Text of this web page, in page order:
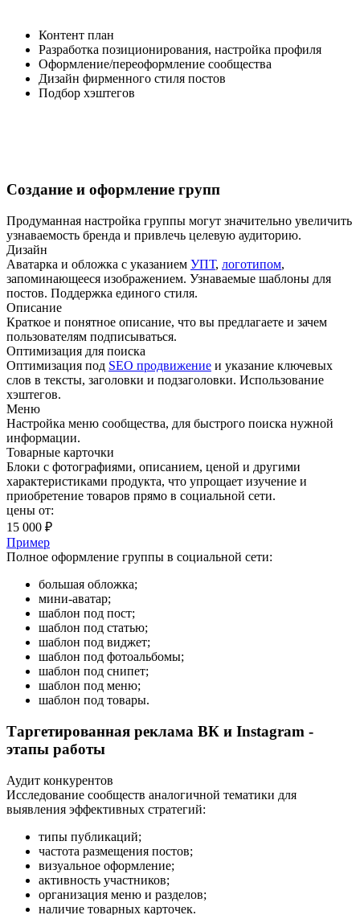
Контент план
Разработка позиционирования, настройка профиля
Оформление/переоформление сообщества
Дизайн фирменного стиля постов
Подбор хэштегов
Создание и оформление групп
Продуманная настройка группы могут значительно увеличить
узнаваемость бренда и привлечь целевую аудиторию.
Дизайн
Аватарка и обложка с указанием УПТ, логотипом,
запоминающееся изображением. Узнаваемые шаблоны для
постов. Поддержка единого стиля.
Описание
Краткое и понятное описание, что вы предлагаете и зачем
пользователям подписываться.
Оптимизация для поиска
Оптимизация под SEO продвижение и указание ключевых
слов в тексты, заголовки и подзаголовки. Использование
хэштегов.
Меню
Настройка меню сообщества, для быстрого поиска нужной
информации.
Товарные карточки
Блоки с фотографиями, описанием, ценой и другими
характеристиками продукта, что упрощает изучение и
приобретение товаров прямо в социальной сети.
цены от:
15 000 ₽
Пример
Полное оформление группы в социальной сети:
большая обложка;
мини-аватар;
шаблон под пост;
шаблон под статью;
шаблон под виджет;
шаблон под фотоальбомы;
шаблон под снипет;
шаблон под меню;
шаблон под товары.
Таргетированная реклама ВК и Instagram -
этапы работы
Аудит конкурентов
Исследование сообществ аналогичной тематики для
выявления эффективных стратегий:
типы публикаций;
частота размещения постов;
визуальное оформление;
активность участников;
организация меню и разделов;
наличие товарных карточек.